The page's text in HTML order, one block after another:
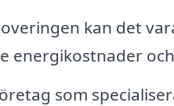
kan det
energikostnader
som